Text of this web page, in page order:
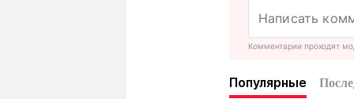
Комментарии проходят
Популярные